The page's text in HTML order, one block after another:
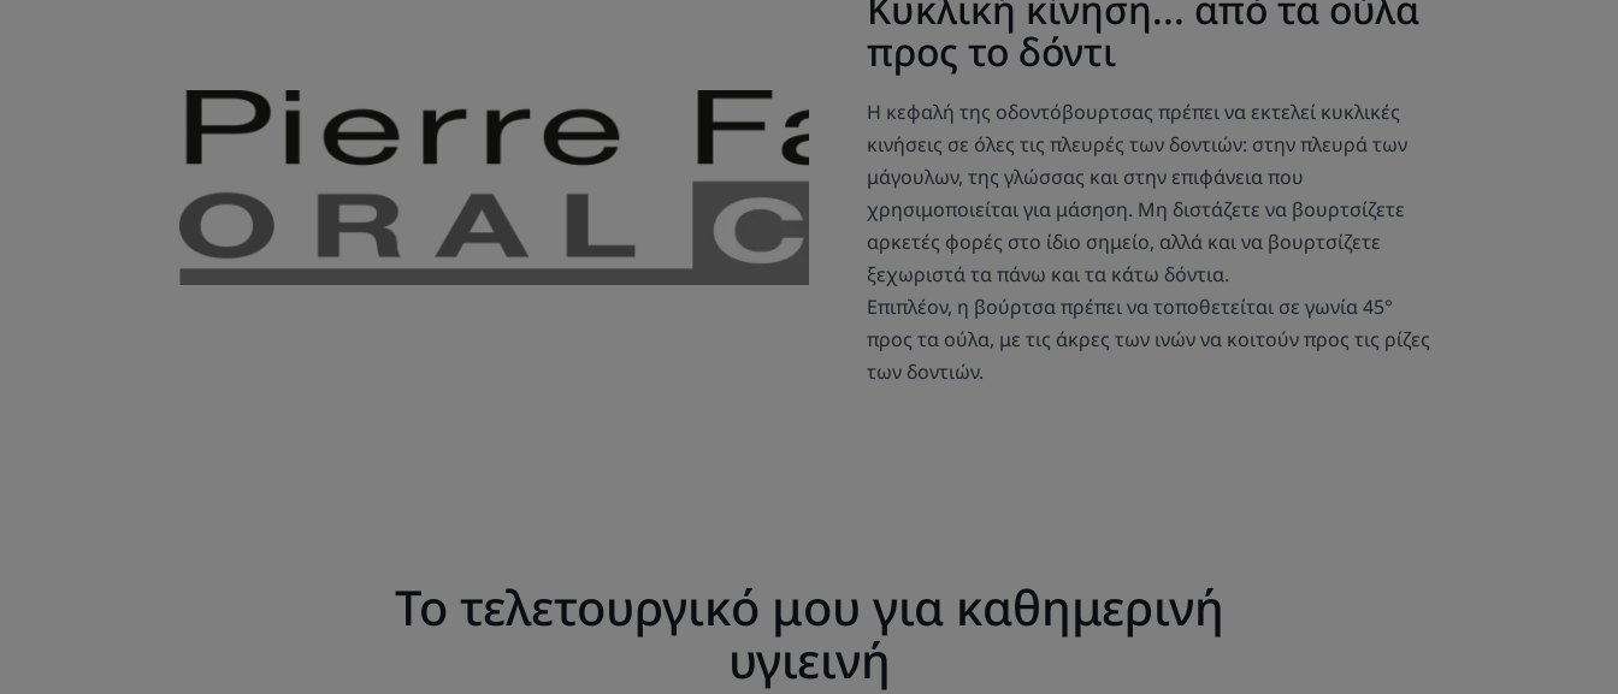
προς το δόντι
Η κεφαλή της οδοντόβουρτσας πρέπει να εκτελεί κυκλικές
κινήσεις σε όλες τις πλευρές των δοντιών: στην πλευρά των
μάγουλων, της γλώσσας και στην επιφάνεια που
χρησιμοποιείται για μάσηση. Μη διστάζετε να βουρτσίζετε
αρκετές φορές στο ίδιο σημείο, αλλά και να βουρτσίζετε
ξεχωριστά τα πάνω και τα κάτω δόντια.
Επιπλέον, η βούρτσα πρέπει να τοποθετείται σε γωνία 45°
προς τα ούλα, με τις άκρες των ινών να κοιτούν προς τις ρίζες
των δοντιών.
Το τελετουργικό μου για καθημερινή
υγιεινή